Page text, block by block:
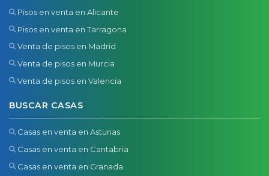
Pisos en venta en Alicante
Pisos en venta en Tarragona
Venta de pisos en Madrid
Venta de pisos en Murcia
Venta de pisos en Valencia
BUSCAR CASAS
Casas en venta en Asturias
Casas en venta en Cantabria
Casas en venta en Granada